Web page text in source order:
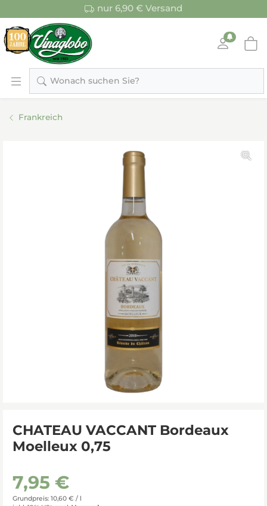
nur 6,90 € Versand
Wonach suchen Sie?
Frankreich
CHATEAU VACCANT Bordeaux
Moelleux 0,75
7,95 €
Grundpreis: 10,60 € / l